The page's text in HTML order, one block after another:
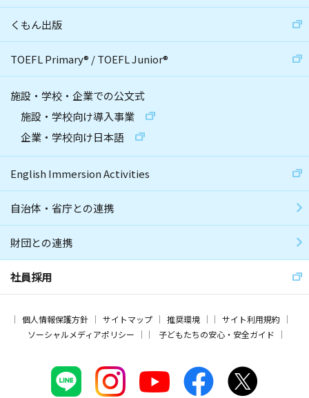
くもん出版
TOEFL Primary® /TOEFL Junior®
施設・学校・企業での公文式
施設・学校向け導入事業
企業・学校向け日本語
English Immersion Activities
自治体・省庁との連携
財団との連携
社員採用
個人情報保護方針 サイトマップ 推奨環境
サイト利用規約
ソーシャルメディアポリシー
子どもたちの安心・安全ガイド